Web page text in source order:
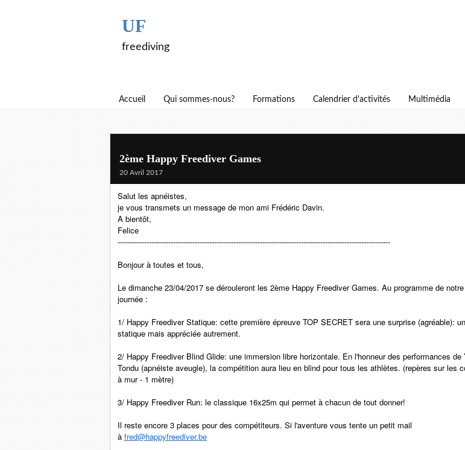
UF
freediving
Accueil Qui sommes-nous? Formations Calendrier d'activités Multimédia
2ème Happy Freediver Games
20 Avril 2017
Salut les apnéistes,
je vous transmets un message de mon ami Frédéric Davin.
A bientôt,
Felice
-----------------------------------------------------------------------------------------------------------------
Bonjour à toutes et tous,
Le dimanche 23/04/2017 se dérouleront les 2ème Happy Freediver Games. Au programme de
journée :
1/ Happy Freediver Statique: cette première épreuve TOP SECRET sera une surprise (agréable):
statique mais appréciée autrement.
2/ Happy Freediver Blind Glide: une immersion libre horizontale. En l'honneur des performances de
Tondu (apnéiste aveugle), la compétition aura lieu en blind pour tous les athlètes. (repères sur les
à mur - 1 mètre)
3/ Happy Freediver Run: le classique 16x25m qui permet à chacun de tout donner!
Il reste encore 3 places pour des compétiteurs. Si l'aventure vous tente un petit mail
à fred@happyfreediver.be